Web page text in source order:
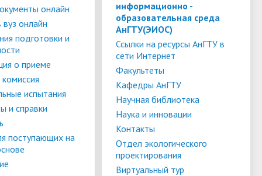
Финансово-хозяйственная
деятельность
Организация питания в
образовательной организации
Информация Министерства науки и
высшего образования РФ
Международное сотрудничество
Информационная поддержка
сотрудников и обучающихся по
вопросам коронавирусной
инфекции и организации
дистанционного обучения
платной основе
Для поступающих из ДНР, ЛНР,
Запорожской области и
Херсонской области
Дополнительный прием
онлайн
онлайн
подготовки и
о приеме
испытания
и справки
поступающих на
информационно -
образовательная среда
АнГТУ(ЭИОС)
Ссылки на ресурсы АнГТУ в
сети Интернет
Факультеты
Кафедры АнГТУ
Научная библиотека
Наука и инновации
Контакты
Отдел экологического
проектирования
Виртуальный тур